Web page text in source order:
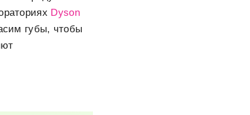
Dyson
губы, чтобы